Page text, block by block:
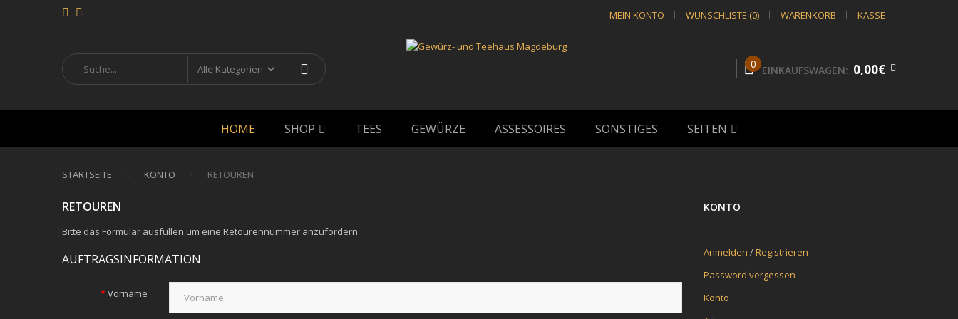
MEIN KONTO WUNSCHLISTE (0) WARENKORB KASSE
0 EINKAUFSWAGEN: 0,00€
HOME SHOP TEES GEWÜRZE ASSESSOIRES SONSTIGES SEITEN
STARTSEITE KONTO RETOUREN
RETOUREN
Bitte das Formular ausfüllen um eine Retourennummer anzufordern
AUFTRAGSINFORMATION
Vorname
KONTO
Anmelden /Registrieren
Password vergessen
Konto